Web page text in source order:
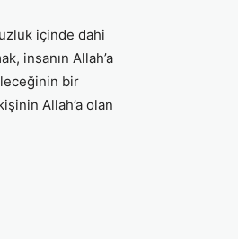
içinde dahi
insanın Allah’a
bir
Allah’a olan